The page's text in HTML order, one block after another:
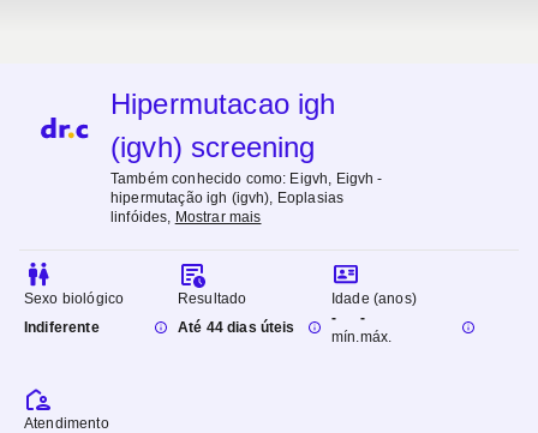
Hipermutacao igh
(igvh) screening
Também conhecido como: Eigvh, Eigvh -
hipermutação igh (igvh), Eoplasias
linfóides, Mostrar mais
Sexo biológico
Indiferente
Resultado
Até 44 dias úteis
Idade (anos)
-
mín.
-
máx.
Atendimento